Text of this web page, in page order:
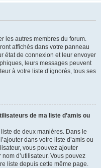
les autres membres du forum.
affichés dans votre panneau
état de connexion et leur envoyer
leurs messages peuvent
à votre liste d’ignorés, tous ses
de ma liste d’amis ou
de deux manières. Dans le
dans votre liste d’amis ou
vous pouvez ajouter
d’utilisateur. Vous pouvez
liste depuis cette même page.